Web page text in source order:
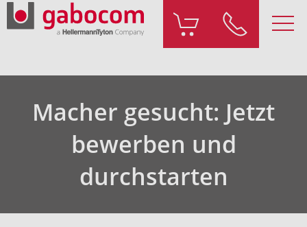
Macher gesucht: Jetzt
bewerben und
durchstarten